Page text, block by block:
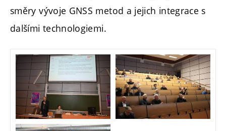
směry vývoje GNSS metod a jejich integrace s
dalšími technologiemi.